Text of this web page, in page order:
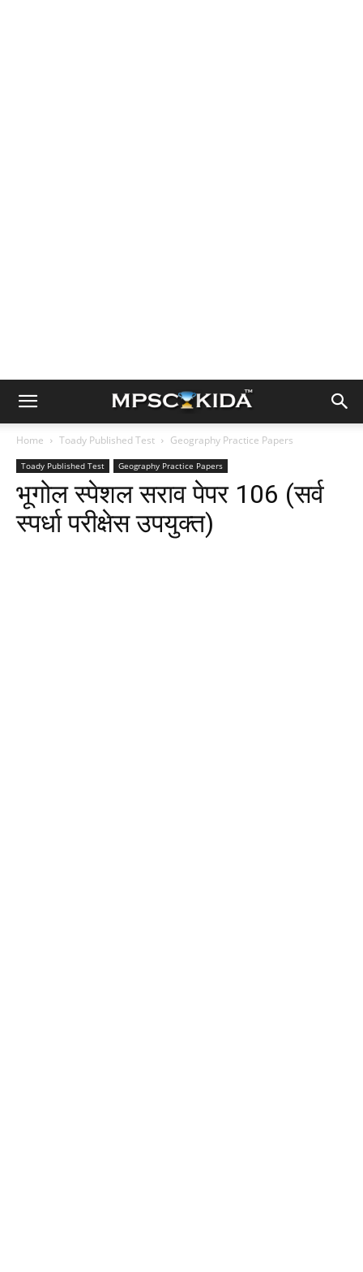
Home Toady Published Test Geography Practice Papers
Toady Published Test Geography Practice Papers
भूगोल स्पेशल सराव पेपर 106 (सर्व
स्पर्धा परीक्षेस उपयुक्त)